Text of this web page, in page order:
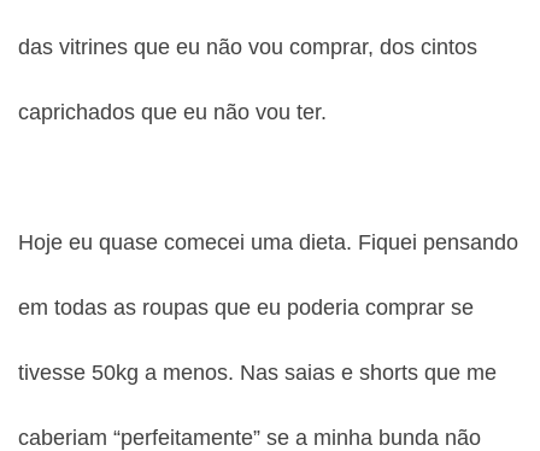
das vitrines que eu não vou comprar, dos cintos
caprichados que eu não vou ter.
Hoje eu quase comecei uma dieta. Fiquei pensando
em todas as roupas que eu poderia comprar se
tivesse 50kg a menos. Nas saias e shorts que me
caberiam “perfeitamente” se a minha bunda não